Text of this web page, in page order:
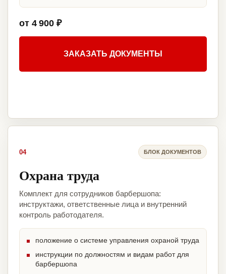
от 4 900 ₽
ЗАКАЗАТЬ ДОКУМЕНТЫ
04 БЛОК ДОКУМЕНТОВ
Охрана труда
Комплект для сотрудников барбершопа:
инструктажи, ответственные лица и внутренний
контроль работодателя.
положение о системе управления охраной труда
инструкции по должностям и видам работ для
барбершопа